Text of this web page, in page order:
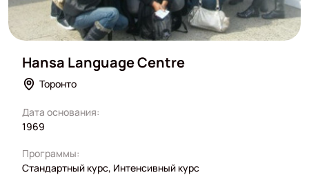
Hansa Language Centre
Торонто
Дата основания:
1969
Программы:
Стандартный курс, Интенсивный курс